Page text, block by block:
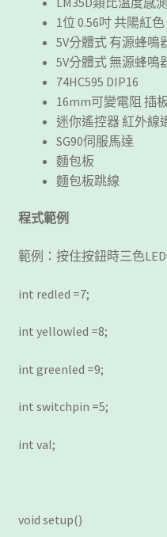
1位 0.56吋 共陽紅
5V分體式 有源
5V分體式 無源
74HC595
16mm可變電
迷你遙控器 紅
SG90伺服
麵包板
麵包板跳
程式範例
範例：按住按鈕時三色
int redled =7;
int yellowled =8;
int greenled =9;
int switchpin =5;
int val;
void setup()